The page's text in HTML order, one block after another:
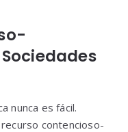
nunca es fácil.
contencioso-